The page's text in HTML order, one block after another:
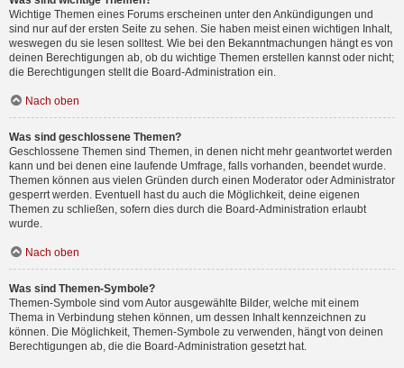
Wichtige Themen eines Forums erscheinen unter den Ankündigungen und
sind nur auf der ersten Seite zu sehen. Sie haben meist einen wichtigen Inhalt,
weswegen du sie lesen solltest. Wie bei den Bekanntmachungen hängt es von
deinen Berechtigungen ab, ob du wichtige Themen erstellen kannst oder nicht;
die Berechtigungen stellt die Board-Administration ein.
Nach oben
Was sind geschlossene Themen?
Geschlossene Themen sind Themen, in denen nicht mehr geantwortet werden
kann und bei denen eine laufende Umfrage, falls vorhanden, beendet wurde.
Themen können aus vielen Gründen durch einen Moderator oder Administrator
gesperrt werden. Eventuell hast du auch die Möglichkeit, deine eigenen
Themen zu schließen, sofern dies durch die Board-Administration erlaubt
wurde.
Nach oben
Was sind Themen-Symbole?
Themen-Symbole sind vom Autor ausgewählte Bilder, welche mit einem
Thema in Verbindung stehen können, um dessen Inhalt kennzeichnen zu
können. Die Möglichkeit, Themen-Symbole zu verwenden, hängt von deinen
Berechtigungen ab, die die Board-Administration gesetzt hat.